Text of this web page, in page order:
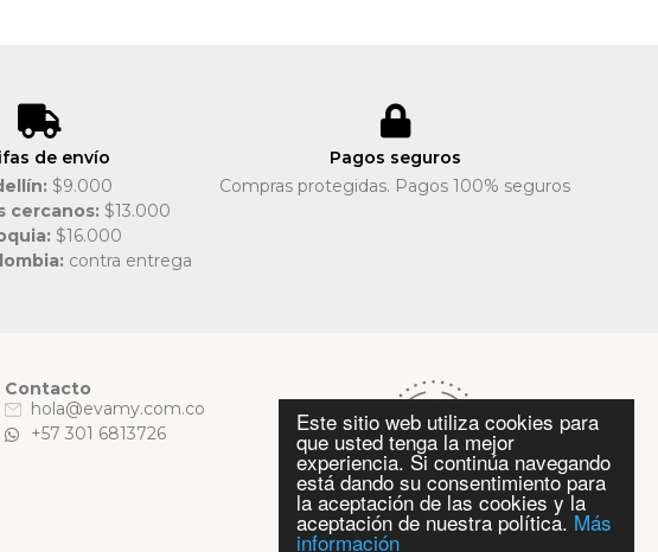
Este sitio web utiliza cookies para
que usted tenga la mejor
experiencia. Si continúa navegando
está dando su consentimiento para
la aceptación de las cookies y la
aceptación de nuestra política. Más
información
de envío
$9.000
cercanos: $13.000
$16.000
contra entrega
Pagos seguros
Compras protegidas. Pagos 100% seguros
Contacto
hola@evamy.com.co
+57 301 6813726